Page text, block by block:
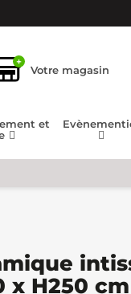
+
Votre magasin
et
x H250 cm